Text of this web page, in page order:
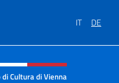
IT DE
Menü
Cultura di Vienna